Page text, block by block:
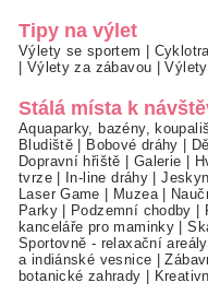
Tipy na výlet
Výlety se sportem
Výlety za zábavou |
Stálá místa k
Aquaparky, bazény,
Bludiště
Bobové dráhy
Dopravní hřiště
Galerie
tvrze| In-line dráhy |
Laser Game
Muzea|
Parky| Podzemní chodby
kanceláře pro maminky |
Sportovně - relaxační areály
a indiánské vesnice |
botanické zahrady